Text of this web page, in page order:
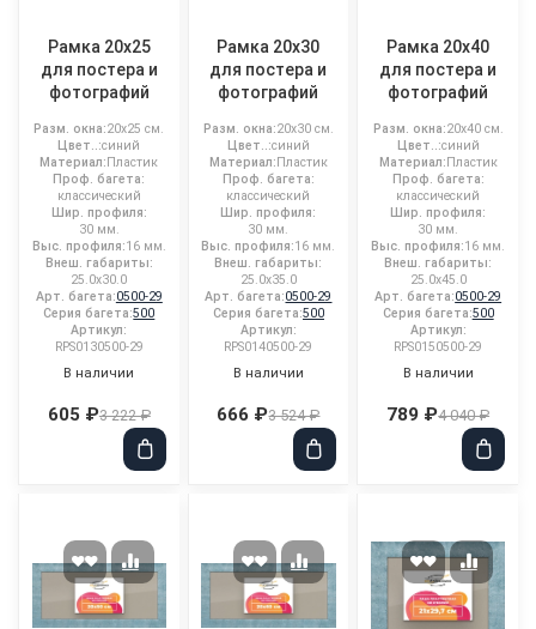
Рамка 20x25
для постера и
фотографий
Разм. окна:20x25 см.
Цвет..:синий
Материал:Пластик
Проф. багета:
классический
Шир. профиля:
30 мм.
Выс. профиля:16 мм.
Внеш. габариты:
25.0x30.0
Арт. багета:0500-29
Серия багета:500
Артикул:
RPS0130500-29
В наличии
605 ₽3 222 ₽
Рамка 20x30
для постера и
фотографий
Разм. окна:20x30 см.
Цвет..:синий
Материал:Пластик
Проф. багета:
классический
Шир. профиля:
30 мм.
Выс. профиля:16 мм.
Внеш. габариты:
25.0x35.0
Арт. багета:0500-29
Серия багета:500
Артикул:
RPS0140500-29
В наличии
666 ₽3 524 ₽
Рамка 20x40
для постера и
фотографий
Разм. окна:20x40 см.
Цвет..:синий
Материал:Пластик
Проф. багета:
классический
Шир. профиля:
30 мм.
Выс. профиля:16 мм.
Внеш. габариты:
25.0x45.0
Арт. багета:0500-29
Серия багета:500
Артикул:
RPS0150500-29
В наличии
789 ₽4 040 ₽